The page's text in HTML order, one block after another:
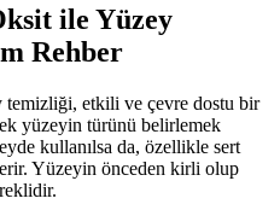
ile Yüzey
Rehber
etkili ve çevre dostu bir
yüzeyin türünü belirlemek
kullanılsa da, özellikle sert
Yüzeyin önceden kirli olup